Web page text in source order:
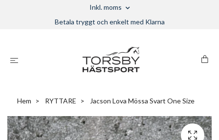
Inkl. moms
Betala tryggt och enkelt med Klarna
Hem RYTTARE Jacson Lova Mössa Svart One Size